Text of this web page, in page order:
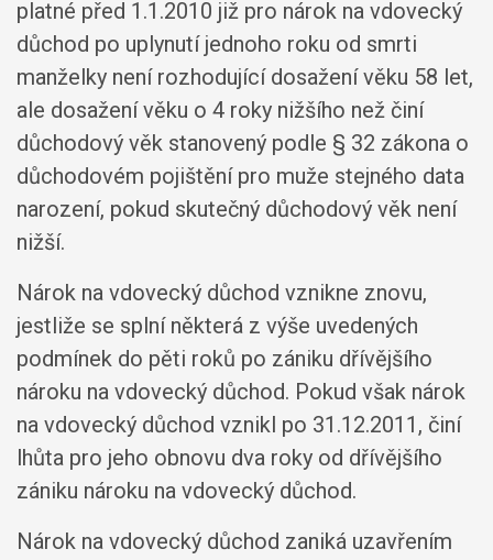
platné před 1.1.2010 již pro nárok na vdovecký
důchod po uplynutí jednoho roku od smrti
manželky není rozhodující dosažení věku 58 let,
ale dosažení věku o 4 roky nižšího než činí
důchodový věk stanovený podle § 32 zákona o
důchodovém pojištění pro muže stejného data
narození, pokud skutečný důchodový věk není
nižší.
Nárok na vdovecký důchod vznikne znovu,
jestliže se splní některá z výše uvedených
podmínek do pěti roků po zániku dřívějšího
nároku na vdovecký důchod. Pokud však nárok
na vdovecký důchod vznikl po 31.12.2011, činí
lhůta pro jeho obnovu dva roky od dřívějšího
zániku nároku na vdovecký důchod.
Nárok na vdovecký důchod zaniká uzavřením